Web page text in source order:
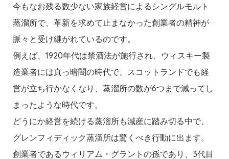
今もなお残る数少ない家族経営によるシングルモルト
蒸溜所で、革新を求めて止まなかった創業者の精神が
脈々と受け継がれているのです。
例えば、1920年代は禁酒法が施行され、ウィスキー製
造業者には真っ暗闇の時代で、スコットランドでも経
営が立ち行かなくなり、蒸溜所の数が6つまで減ってし
まったような時代です。
どうにか経営を続ける蒸溜所も減産に踏み切る中で、
グレンフィディック蒸溜所は驚くべき行動に出ます。
創業者であるウィリアム・グラントの孫であり、3代目